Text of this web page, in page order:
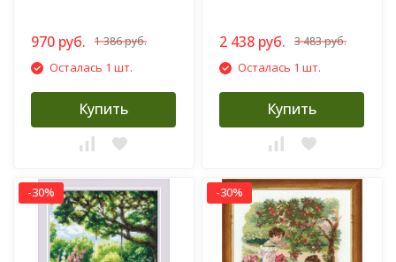
970 руб. 1 386 руб.
Осталась 1 шт.
Купить
2 438 руб. 3 483 руб.
Осталась 1 шт.
Купить
-30% -30%